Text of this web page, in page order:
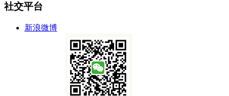
社交平台
新浪微博